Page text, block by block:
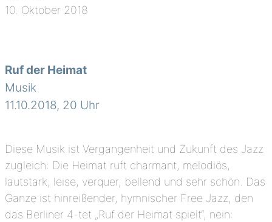
10. Oktober 2018
Ruf der Heimat
Musik
11.10.2018, 20 Uhr
Diese Musik ist Vergangenheit und Zukunft des Jazz
zugleich: Die Heimat ruft charmant, melodiös,
lautstark, leise, verquer, bellend und sehr schön. Das
Ganze ist hinreißender, hymnischer Free Jazz, den
das Berliner 4-tet „Ruf der Heimat spielt“, nein: